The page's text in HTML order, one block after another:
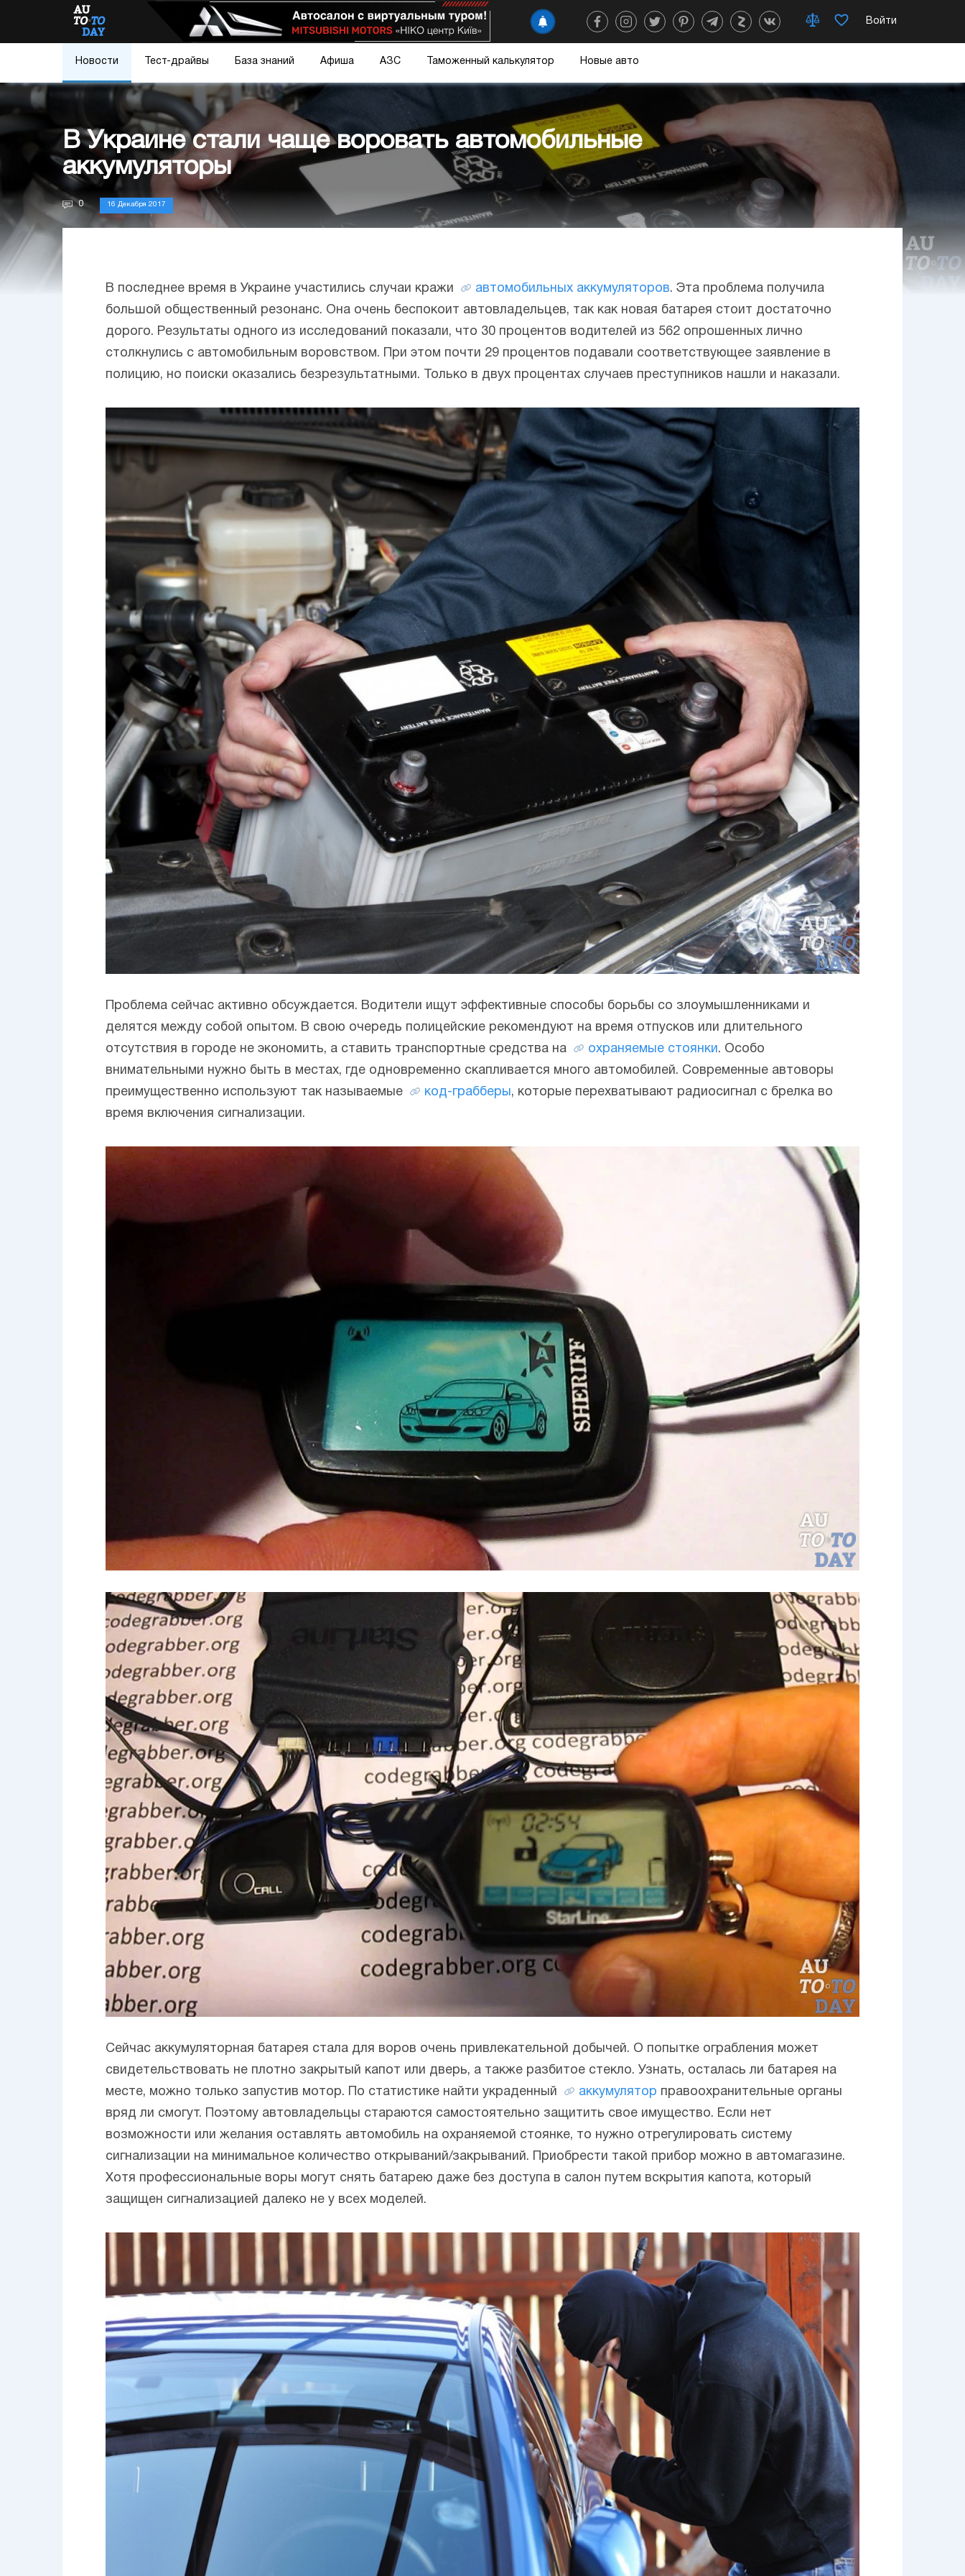
Войти
Новости Тест-драйвы База знаний Афиша АЗС Таможенный калькулятор Новые авто
В Украине стали чаще воровать автомобильные
аккумуляторы
0 16 Декабря 2017
В последнее время в Украине участились случаи кражи автомобильных аккумуляторов. Эта проблема получила
большой общественный резонанс. Она очень беспокоит автовладельцев, так как новая батарея стоит достаточно
дорого. Результаты одного из исследований показали, что 30 процентов водителей из 562 опрошенных лично
столкнулись с автомобильным воровством. При этом почти 29 процентов подавали соответствующее заявление в
полицию, но поиски оказались безрезультатными. Только в двух процентах случаев преступников нашли и наказали.
Проблема сейчас активно обсуждается. Водители ищут эффективные способы борьбы со злоумышленниками и
делятся между собой опытом. В свою очередь полицейские рекомендуют на время отпусков или длительного
отсутствия в городе не экономить, а ставить транспортные средства на
охраняемые стоянки. Особо
внимательными нужно быть в местах, где одновременно скапливается много автомобилей. Современные автоворы
преимущественно используют так называемые
код-грабберы, которые перехватывают радиосигнал с брелка во
время включения сигнализации.
Сейчас аккумуляторная батарея стала для воров очень привлекательной добычей. О попытке ограбления может
свидетельствовать не плотно закрытый капот или дверь, а также разбитое стекло. Узнать, осталась ли батарея на
месте, можно только запустив мотор. По статистике найти украденный
аккумулятор правоохранительные органы
вряд ли смогут. Поэтому автовладельцы стараются самостоятельно защитить свое имущество. Если нет
возможности или желания оставлять автомобиль на охраняемой стоянке, то нужно отрегулировать систему
сигнализации на минимальное количество открываний/закрываний. Приобрести такой прибор можно в автомагазине.
Хотя профессиональные воры могут снять батарею даже без доступа в салон путем вскрытия капота, который
защищен сигнализацией далеко не у всех моделей.